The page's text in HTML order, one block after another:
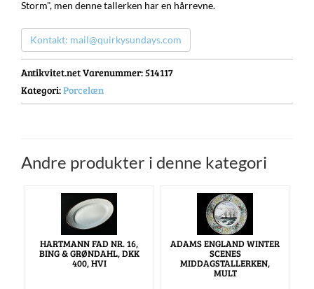
Storm", men denne tallerken har en hårrevne.
Kontakt: mail@quirkysundays.com
Antikvitet.net Varenummer: 514117
Kategori:Porcelæn
Andre produkter i denne kategori
HARTMANN FAD NR. 16,
BING & GRØNDAHL, DKK
400, HVI
ADAMS ENGLAND WINTER
SCENES
MIDDAGSTALLERKEN,
MULT